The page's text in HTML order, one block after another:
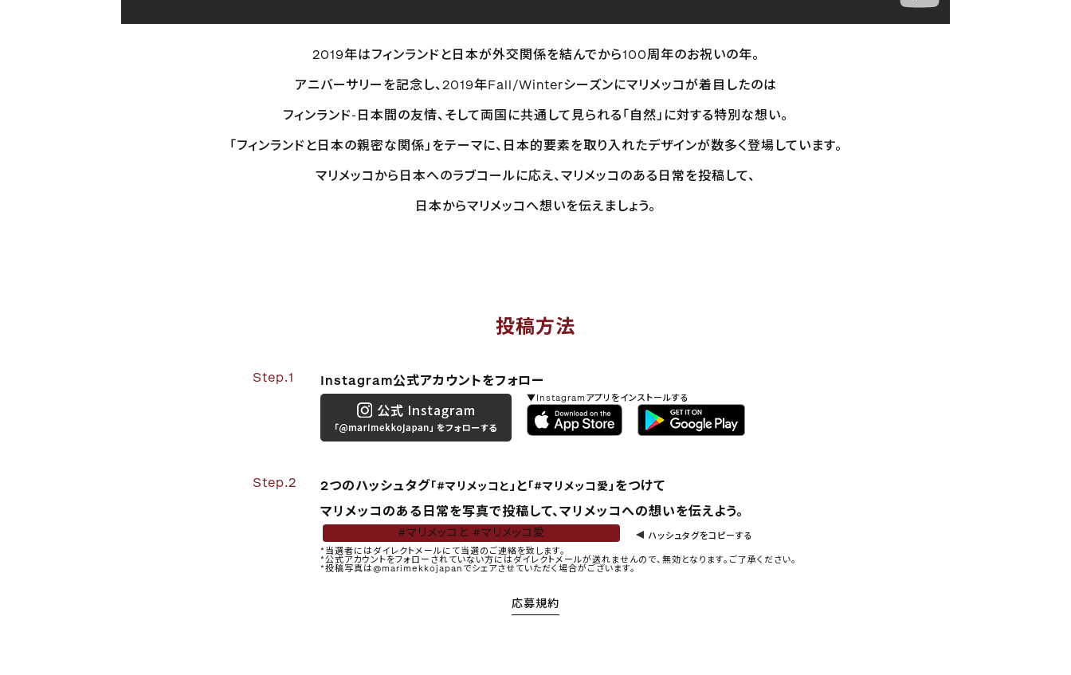
2019年はフィンランドと日本が外交関係を結んでから100周年のお祝いの年。
アニバーサリーを記念し、2019年Fall/Winterシーズンにマリメッコが着目したのは
フィンランド-日本間の友情、そして両国に共通して見られる「自然」に対する特別な想い。
「フィンランドと日本の親密な関係」をテーマに、日本的要素を取り入れたデザインが数多く登場しています。
マリメッコから日本へのラブコールに応え、マリメッコのある日常を投稿して、
日本からマリメッコへ想いを伝えましょう。
投稿方法
Step.1 Instagram公式アカウントをフォロー
▼Instagramアプリをインストールする
Step.2 2つのハッシュタグ「#マリメッコと」 と「#マリメッコ愛」 をつけて
マリメッコのある日常を写真で投稿して、マリメッコへの想いを伝えよう。
#マリメッコと #マリメッコ愛
ハッシュタグをコピーする
*当選者にはダイレクトメールにて当選のご連絡を致します。
*公式アカウントをフォローされていない方にはダイレクトメールが送れませんので、無効となります。ご了承ください。
*投稿写真は@marimekkojapanでシェアさせていただく場合がございます。
応募規約